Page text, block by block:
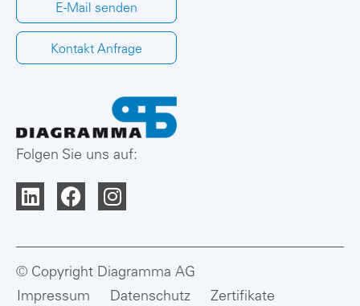
E-Mail senden
Kontakt Anfrage
Folgen Sie uns auf:
© Copyright Diagramma AG
Impressum
Datenschutz Zertifikate